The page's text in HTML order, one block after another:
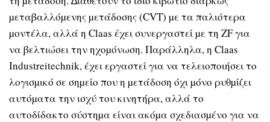
µεταβαλλόµενης µετάδοσης (CVT) µε τα παλιότερα
µοντέλα, αλλά η Claas έχει συνεργαστεί µε τη ZF για
να βελτιώσει την ηχοµόνωση. Παράλληλα, η Claas
Industreitechnik, έχει εργαστεί για να τελειοποιήσει το
λογισµικό σε σηµείο που η µετάδοση όχι µόνο ρυθµίζει
αυτόµατα την ισχύ του κινητήρα, αλλά το
αυτοδίδακτο σύστηµα είναι ακόµα σχεδιασµένο για να